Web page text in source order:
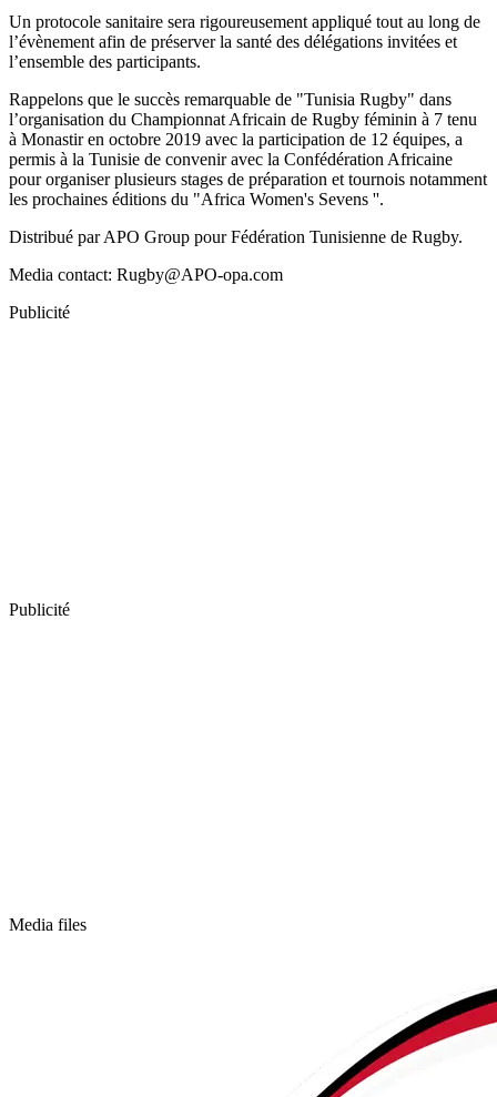
Un protocole sanitaire sera rigoureusement appliqué tout au long de
l’évènement afin de préserver la santé des délégations invitées et
l’ensemble des participants.
Rappelons que le succès remarquable de "Tunisia Rugby" dans
l’organisation du Championnat Africain de Rugby féminin à 7 tenu
à Monastir en octobre 2019 avec la participation de 12 équipes, a
permis à la Tunisie de convenir avec la Confédération Africaine
pour organiser plusieurs stages de préparation et tournois notamment
les prochaines éditions du "Africa Women's Sevens ''.
Distribué par APO Group pour Fédération Tunisienne de Rugby.
Media contact: Rugby@APO-opa.com
Publicité
Publicité
Media files